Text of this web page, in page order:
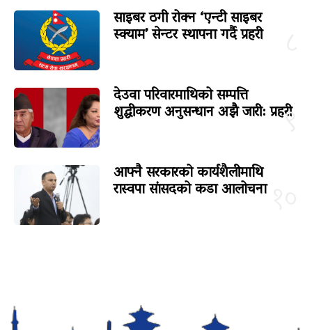
साइबर ठगी रोक्न ‘एन्टी साइबर
स्क्याम’ सेन्टर स्थापना गर्दै प्रहरी
९
देउवा परिवारमाथिको सम्पत्ति
शुद्धीकरण अनुसन्धान अझै जारी: प्रहरी
आफ्नै सरकारको कार्यशैलीमाथि
रास्वपा सांसदको कडा आलोचना